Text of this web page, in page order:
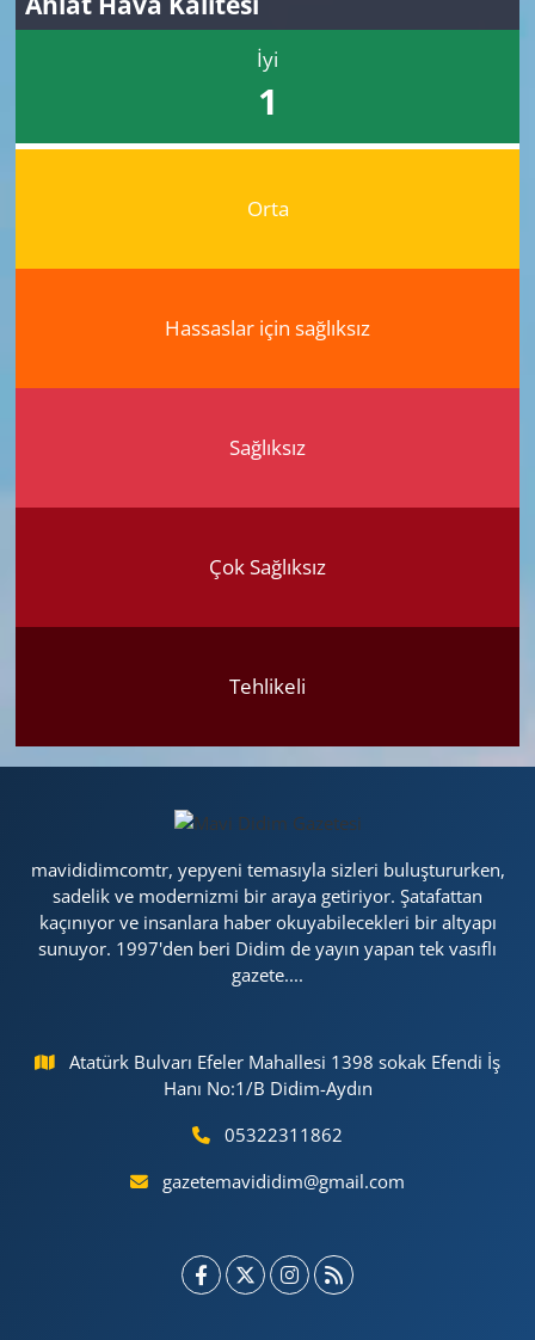
İyi
1
Orta
Hassaslar için sağlıksız
Sağlıksız
Çok Sağlıksız
Tehlikeli
mavididimcomtr, yepyeni temasıyla sizleri buluştururken,
sadelik ve modernizmi bir araya getiriyor. Şatafattan
kaçınıyor ve insanlara haber okuyabilecekleri bir altyapı
sunuyor. 1997'den beri Didim de yayın yapan tek vasıflı
gazete....
Atatürk Bulvarı Efeler Mahallesi 1398 sokak Efendi İş
Hanı No:1/B Didim-Aydın
05322311862
gazetemavididim@gmail.com